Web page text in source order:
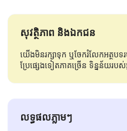
សុវត្ថិភាព និងឯកជន
យើងមិនរក្សាទុក ឬចែករំលែកអត្ថប
ប្រែផ្សេងទៀតភាគច្រើន ទិន្នន័យរប
លទ្ធផលភ្លាមៗ